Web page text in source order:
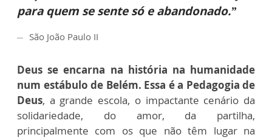
para quem se sente só e abandonado.”
São João Paulo II
Deus se encarna na história na humanidade
num estábulo de Belém. Essa é a Pedagogia de
Deus, a grande escola, o impactante cenário da
solidariedade, do amor, da partilha,
principalmente com os que não têm lugar na